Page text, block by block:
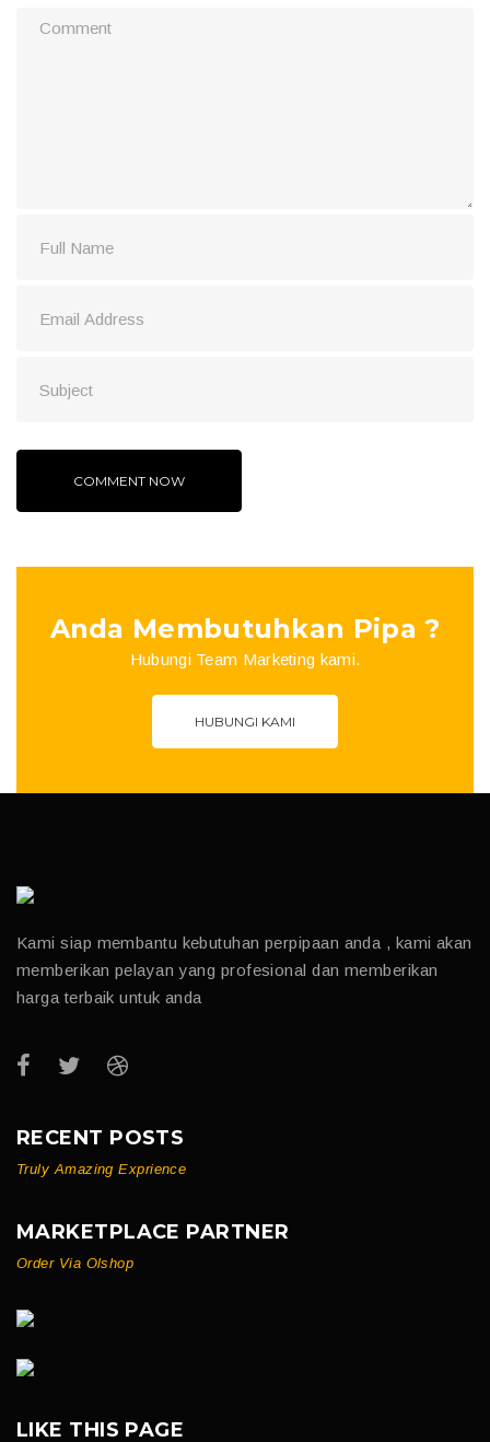
Anda Membutuhkan Pipa ?
Hubungi Team Marketing kami.
HUBUNGI KAMI
Kami siap membantu kebutuhan perpipaan anda , kami akan
memberikan pelayan yang profesional dan memberikan
harga terbaik untuk anda
RECENT POSTS
Truly Amazing Exprience
MARKETPLACE PARTNER
Order Via Olshop
LIKE THIS PAGE